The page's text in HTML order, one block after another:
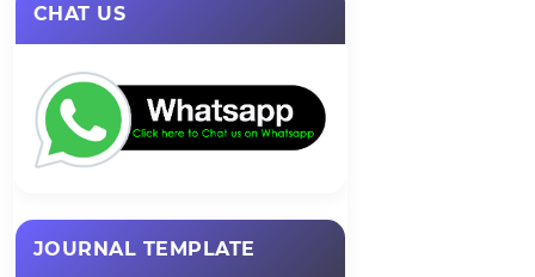
CHAT US
JOURNAL TEMPLATE